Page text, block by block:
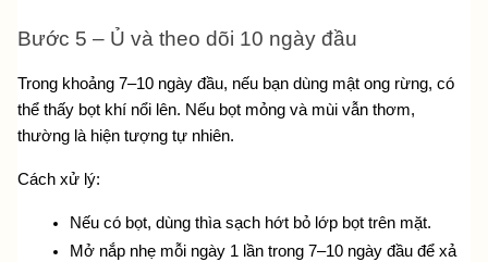
Bước 5 – Ủ và theo dõi 10 ngày đầu
Trong khoảng 7–10 ngày đầu, nếu bạn dùng mật ong rừng, có
thể thấy bọt khí nổi lên. Nếu bọt mỏng và mùi vẫn thơm,
thường là hiện tượng tự nhiên.
Cách xử lý:
Nếu có bọt, dùng thìa sạch hớt bỏ lớp bọt trên mặt.
Mở nắp nhẹ mỗi ngày 1 lần trong 7–10 ngày đầu để xả